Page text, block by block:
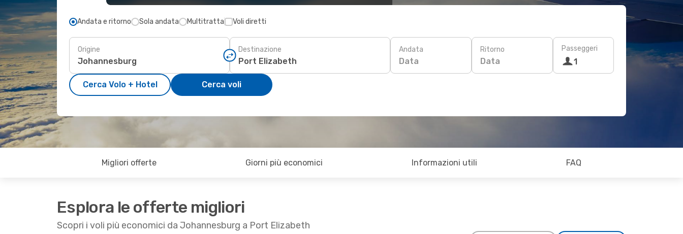
Andata e ritorno Sola andata Multitratta Voli diretti
Origine Destinazione Andata
Data
Ritorno
Data
Passeggeri
1
Cerca Volo + Hotel Cerca voli
Migliori offerte Giorni più economici Informazioni utili FAQ
Esplora le offerte migliori
Scopri i voli più economici da Johannesburg a Port Elizabeth